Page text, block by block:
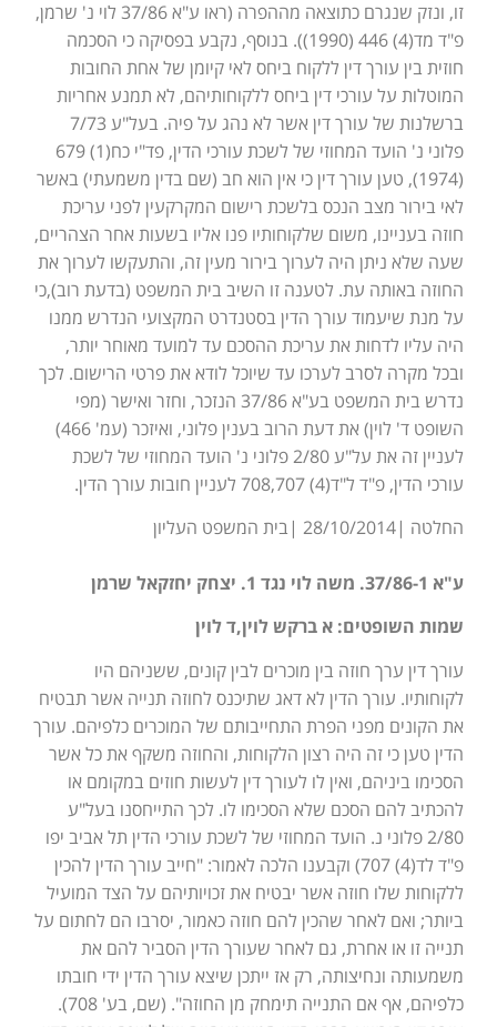
זו, ונזק שנגרם כתוצאה מההפרה (ראו ע"א 37/86 לוי נ' שרמן,
פ"ד מד(4) 446 (1990)). בנוסף, נקבע בפסיקה כי הסכמה
חוזית בין עורך דין ללקוח ביחס לאי קיומן של אחת החובות
המוטלות על עורכי דין ביחס ללקוחותיהם, לא תמנע אחריות
ברשלנות של עורך דין אשר לא נהג על פיה. בעל"ע 7/73
פלוני נ' הועד המחוזי של לשכת עורכי הדין, פד"י כח(1) 679
(1974), טען עורך דין כי אין הוא חב (שם בדין משמעתי) באשר
לאי בירור מצב הנכס בלשכת רישום המקרקעין לפני עריכת
חוזה בעניינו, משום שלקוחותיו פנו אליו בשעות אחר הצהריים,
שעה שלא ניתן היה לערוך בירור מעין זה, והתעקשו לערוך את
החוזה באותה עת. לטענה זו השיב בית המשפט (בדעת רוב),כי
על מנת שיעמוד עורך הדין בסטנדרט המקצועי הנדרש ממנו
היה עליו לדחות את עריכת ההסכם עד למועד מאוחר יותר,
ובכל מקרה לסרב לערכו עד שיוכל לודא את פרטי הרישום. לכך
נדרש בית המשפט בע"א 37/86 הנזכר, וחזר ואישר (מפי
השופט ד' לוין) את דעת הרוב בענין פלוני, ואיזכר (עמ' 466)
לעניין זה את על"ע 2/80 פלוני נ' הועד המחוזי של לשכת
עורכי הדין, פ"ד ל"ד(4) 708,707 לעניין חובות עורך הדין.
החלטה |28/10/2014 |בית המשפט העליון
ע"א 37/86-1. משה לוי נגד 1. יצחק יחזקאל שרמן
שמות השופטים: א ברקש לוין,ד לוין
עורך דין ערך חוזה בין מוכרים לבין קונים, ששניהם היו
לקוחותיו. עורך הדין לא דאג שתיכנס לחוזה תנייה אשר תבטיח
את הקונים מפני הפרת התחייבותם של המוכרים כלפיהם. עורך
הדין טען כי זה היה רצון הלקוחות, והחוזה משקף את כל אשר
הסכימו ביניהם, ואין לו לעורך דין לעשות חוזים במקומם או
להכתיב להם הסכם שלא הסכימו לו. לכך התייחסנו בעל"ע
2/80 פלוני נ. הועד המחוזי של לשכת עורכי הדין תל אביב יפו
פ"ד לד(4) 707) וקבענו הלכה לאמור: "חייב עורך הדין להכין
ללקוחות שלו חוזה אשר יבטיח את זכויותיהם על הצד המועיל
ביותר; ואם לאחר שהכין להם חוזה כאמור, יסרבו הם לחתום על
תנייה זו או אחרת, גם לאחר שעורך הדין הסביר להם את
משמעותה ונחיצותה, רק אז ייתכן שיצא עורך הדין ידי חובתו
כלפיהם, אף אם התנייה תימחק מן החוזה". (שם, בע' 708).